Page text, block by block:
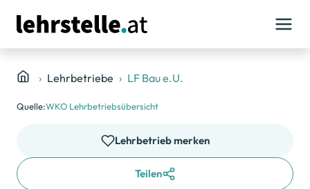
Lehrbetriebe LF Bau e.U.
Quelle:WKO Lehrbetriebsübersicht
Lehrbetrieb merken
Teilen